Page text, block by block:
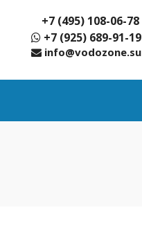
+7 (495) 108-06-78
+7 (925) 689-91-19
info@vodozone.su